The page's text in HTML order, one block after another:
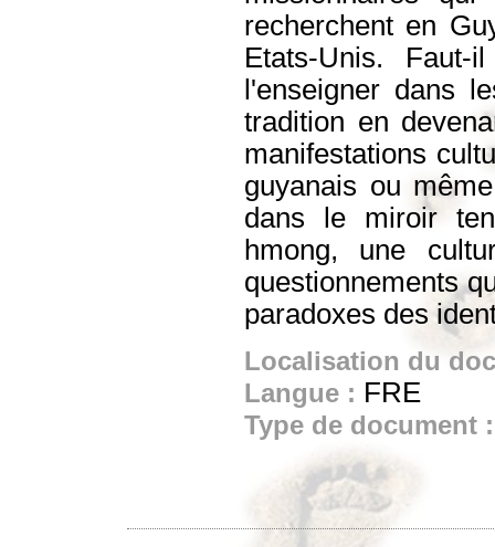
recherchent en
Etats-Unis. Faut-
l'enseigner dans
tradition en
manifestations
guyanais ou
dans le miroir
hmong, une
questionnements
paradoxes des
Localisation du
Langue : FRE
Type de document